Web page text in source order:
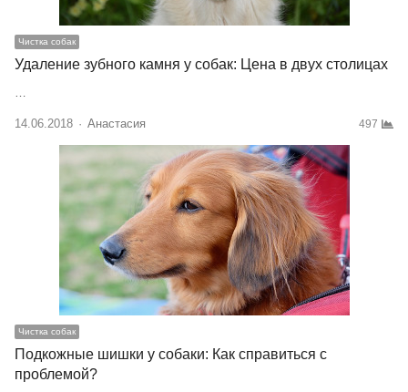
Чистка собак
Удаление зубного камня у собак: Цена в двух столицах
…
14.06.2018 Author
Анастасия 497
Чистка собак
Подкожные шишки у собаки: Как справиться с
проблемой?